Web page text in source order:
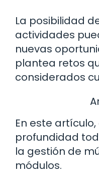
La posibilidad
actividades
nuevas
plantea retos
considerados
En este
profundidad
la gestión de
módulos.